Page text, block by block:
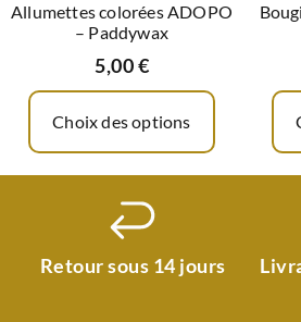
Allumettes colorées ADOPO
– Paddywax
5,00€
Choix des options
Retour sous 14 jours